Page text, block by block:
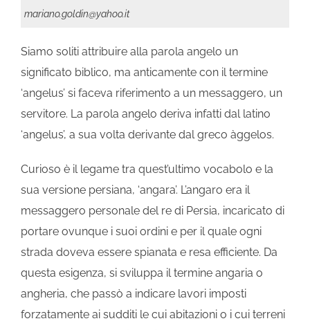
mariano.goldin@yahoo.it
Siamo soliti attribuire alla parola angelo un
significato biblico, ma anticamente con il termine
‘angelus’ si faceva riferimento a un messaggero, un
servitore. La parola angelo deriva infatti dal latino
‘angelus’, a sua volta derivante dal greco àggelos.
Curioso è il legame tra quest’ultimo vocabolo e la
sua versione persiana, ‘angara’. L’angaro era il
messaggero personale del re di Persia, incaricato di
portare ovunque i suoi ordini e per il quale ogni
strada doveva essere spianata e resa efficiente. Da
questa esigenza, si sviluppa il termine angaria o
angheria, che passò a indicare lavori imposti
forzatamente ai sudditi le cui abitazioni o i cui terreni